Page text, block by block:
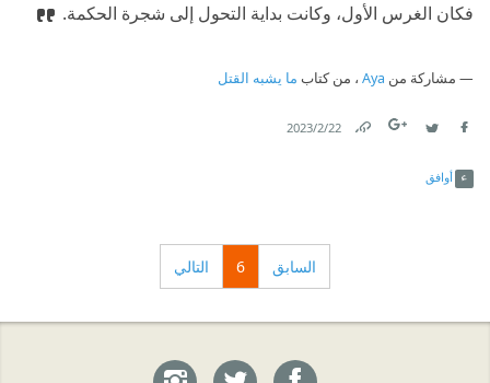
فكان الغرس الأول، وكانت بداية التحول إلى شجرة الحكمة.
مشاركة من Aya ، من كتاب ما يشبه القتل
22‏/2‏/2023
أوافق
السابق 6 التالي